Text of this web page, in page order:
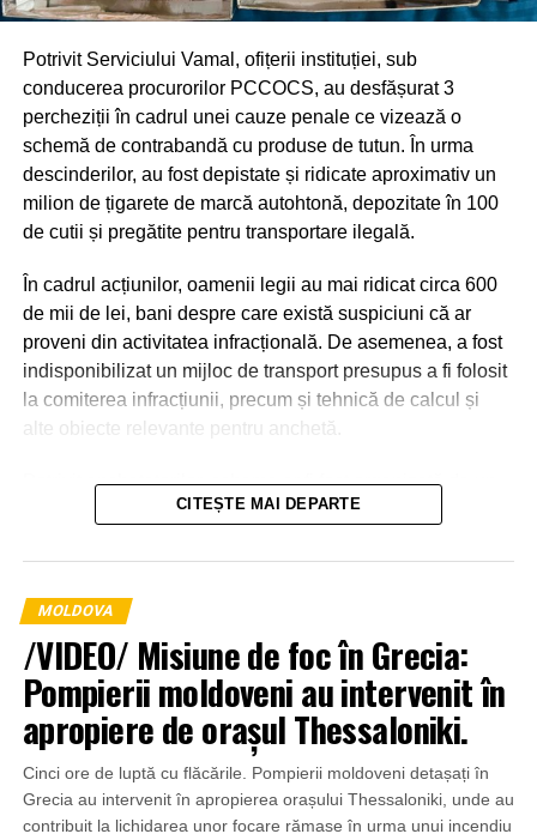
Potrivit Serviciului Vamal, ofițerii instituției, sub
conducerea procurorilor PCCOCS, au desfășurat 3
percheziții în cadrul unei cauze penale ce vizează o
schemă de contrabandă cu produse de tutun. În urma
descinderilor, au fost depistate și ridicate aproximativ un
milion de țigarete de marcă autohtonă, depozitate în 100
de cutii și pregătite pentru transportare ilegală.
În cadrul acțiunilor, oamenii legii au mai ridicat circa 600
de mii de lei, bani despre care există suspiciuni că ar
proveni din activitatea infracțională. De asemenea, a fost
indisponibilizat un mijloc de transport presupus a fi folosit
la comiterea infracțiunii, precum și tehnică de calcul și
alte obiecte relevante pentru anchetă.
Potrivit anchetatorilor, schema ar fi fost organizată de un
grup de persoane, o parte dintre acestea fiind deja
urmează să fie stabilite în cadrul investigațiilor.
CITEȘTE MAI DEPARTE
MOLDOVA
/VIDEO/ Misiune de foc în Grecia:
Pompierii moldoveni au intervenit în
apropiere de orașul Thessaloniki.
Cinci ore de luptă cu flăcările. Pompierii moldoveni detașați în
Grecia au intervenit în apropierea orașului Thessaloniki, unde au
contribuit la lichidarea unor focare rămase în urma unui incendiu